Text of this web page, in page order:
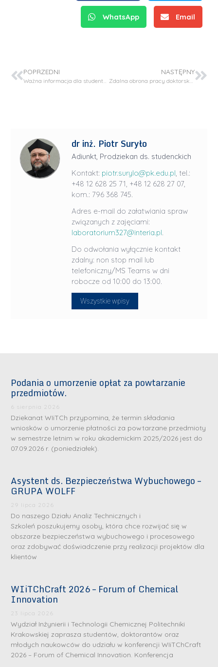
WhatsApp Email
POPRZEDNI
Ważna informacja dla studentów III roku Biotechnologii – studia I stopnia
NASTĘPNY
Zdalna obrona pracy doktorskiej – mgr inż. Halyna Kominko
dr inż. Piotr Suryło
Adiunkt, Prodziekan ds. studenckich
Kontakt: piotr.surylo@pk.edu.pl, tel.:
+48 12 628 25 71, +48 12 628 27 07,
kom.: 796 368 745.
Adres e-mail do załatwiania spraw
związanych z zajęciami:
laboratorium327@interia.pl.
Do odwołania wyłącznie kontakt
zdalny: non stop mail lub
telefoniczny/MS Teams w dni
robocze od 10:00 do 13:00.
Wszystkie wpisy
Podania o umorzenie opłat za powtarzanie
przedmiotów.
6 sierpnia 2026
Dziekanat WIiTCh przypomina, że termin składania
wniosków o umorzenie płatności za powtarzane przedmioty
w semestrze letnim w roku akademickim 2025/2026 jest do
07.09.2026 r. (poniedziałek).
Asystent ds. Bezpieczeństwa Wybuchowego –
GRUPA WOLFF
29 lipca 2026
Do naszego Działu Analiz Technicznych i
Szkoleń poszukujemy osoby, która chce rozwijać się w
obszarze bezpieczeństwa wybuchowego i procesowego
oraz zdobywać doświadczenie przy realizacji projektów dla
klientów
WIiTChCraft 2026 – Forum of Chemical
Innovation
23 lipca 2026
Wydział Inżynierii i Technologii Chemicznej Politechniki
Krakowskiej zaprasza studentów, doktorantów oraz
młodych naukowców do udziału w konferencji WIiTChCraft
2026 – Forum of Chemical Innovation. Konferencja